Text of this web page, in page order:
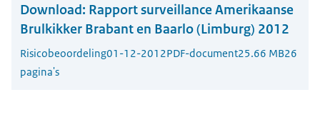
Download: Rapport surveillance Amerikaanse
Brulkikker Brabant en Baarlo (Limburg) 2012
Risicobeoordeling01-12-2012PDF-document25.66 MB26
pagina's